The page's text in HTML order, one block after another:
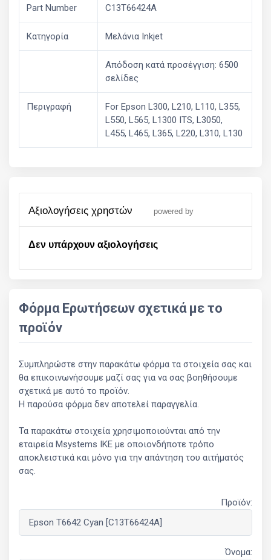
Part Number C13T66424A
Κατηγορία Μελάνια Inkjet
Απόδοση κατά προσέγγιση: 6500
σελίδες
Περιγραφή
For Epson L300, L210, L110, L355,
L550, L565, L1300 ITS, L3050,
L455, L465, L365, L220, L310, L130
αξιολογήσεις χρηστών powered by
Δεν υπάρχουν αξιολογήσεις
Φόρμα Ερωτήσεων σχετικά με το
προϊόν
Συμπληρώστε στην παρακάτω φόρμα τα στοιχεία σας και
θα επικοινωνήσουμε μαζί σας για να σας βοηθήσουμε
σχετικά με αυτό το προϊόν.
Η παρούσα φόρμα δεν αποτελεί παραγγελία.
Τα παρακάτω στοιχεία χρησιμοποιούνται από την
εταιρεία Msystems ΙΚΕ με οποιονδήποτε τρόπο
αποκλειστικά και μόνο για την απάντηση του αιτήματός
σας.
Προϊόν:
Όνομα: